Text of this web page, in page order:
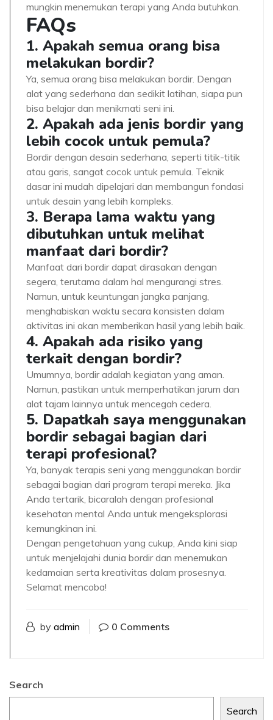
mungkin menemukan terapi yang Anda butuhkan.
FAQs
1. Apakah semua orang bisa
melakukan bordir?
Ya, semua orang bisa melakukan bordir. Dengan
alat yang sederhana dan sedikit latihan, siapa pun
bisa belajar dan menikmati seni ini.
2. Apakah ada jenis bordir yang
lebih cocok untuk pemula?
Bordir dengan desain sederhana, seperti titik-titik
atau garis, sangat cocok untuk pemula. Teknik
dasar ini mudah dipelajari dan membangun fondasi
untuk desain yang lebih kompleks.
3. Berapa lama waktu yang
dibutuhkan untuk melihat
manfaat dari bordir?
Manfaat dari bordir dapat dirasakan dengan
segera, terutama dalam hal mengurangi stres.
Namun, untuk keuntungan jangka panjang,
menghabiskan waktu secara konsisten dalam
aktivitas ini akan memberikan hasil yang lebih baik.
4. Apakah ada risiko yang
terkait dengan bordir?
Umumnya, bordir adalah kegiatan yang aman.
Namun, pastikan untuk memperhatikan jarum dan
alat tajam lainnya untuk mencegah cedera.
5. Dapatkah saya menggunakan
bordir sebagai bagian dari
terapi profesional?
Ya, banyak terapis seni yang menggunakan bordir
sebagai bagian dari program terapi mereka. Jika
Anda tertarik, bicaralah dengan profesional
kesehatan mental Anda untuk mengeksplorasi
kemungkinan ini.
Dengan pengetahuan yang cukup, Anda kini siap
untuk menjelajahi dunia bordir dan menemukan
kedamaian serta kreativitas dalam prosesnya.
Selamat mencoba!
by admin 0 Comments
Search
Search